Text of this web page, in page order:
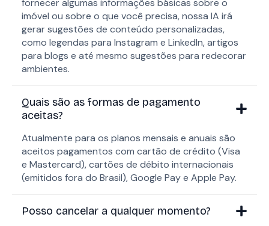
fornecer algumas informações básicas sobre o
imóvel ou sobre o que você precisa, nossa IA irá
gerar sugestões de conteúdo personalizadas,
como legendas para Instagram e LinkedIn, artigos
para blogs e até mesmo sugestões para redecorar
ambientes.
Quais são as formas de pagamento
aceitas?
Atualmente para os planos mensais e anuais são
aceitos pagamentos com cartão de crédito (Visa
e Mastercard), cartões de débito internacionais
(emitidos fora do Brasil), Google Pay e Apple Pay.
Posso cancelar a qualquer momento?